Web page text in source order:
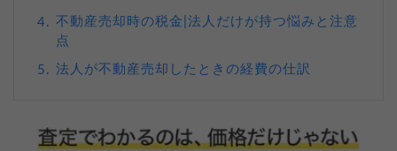
4. 不動産売却時の税金|法人だけが持つ悩みと注意
点
5. 法人が不動産売却したときの経費の仕訳